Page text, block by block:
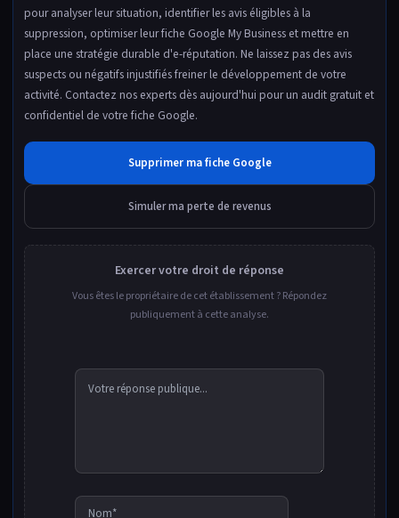
pour analyser leur situation, identifier les avis éligibles à la
suppression, optimiser leur fiche Google My Business et mettre en
place une stratégie durable d'e-réputation. Ne laissez pas des avis
suspects ou négatifs injustifiés freiner le développement de votre
activité. Contactez nos experts dès aujourd'hui pour un audit gratuit et
confidentiel de votre fiche Google.
Supprimer ma fiche Google
Simuler ma perte de revenus
Exercer votre droit de réponse
Vous êtes le propriétaire de cet établissement ? Répondez
publiquement à cette analyse.
Nom*